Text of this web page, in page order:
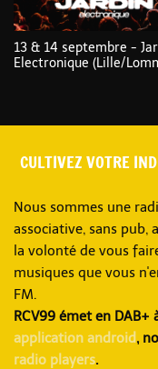
13 & 14 septembre -
Electronique (Lille/
CULTIVEZ VOTRE
Nous sommes une
associative, sans pub,
la volonté de vous
musiques que vous
FM.
RCV99 émet en
application android,
radio players.